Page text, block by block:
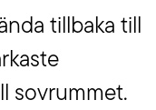
tillbaka till
sovrummet.